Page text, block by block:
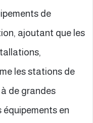
de
ajoutant que les
les stations de
de grandes
en